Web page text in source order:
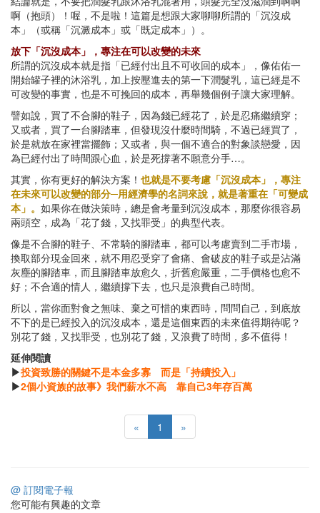
啊（抱頭）！喔，不是啦！這篇是想跟大家聊聊所謂的「沉沒成
本」（或稱「沉澱成本」或「既定成本」）。
放下「沉沒成本」，專注在可以改變的未來
所謂的沉沒成本就是指「已經付出且不可收回的成本」，像佑佑一
開始罐子裡的沐浴乳，加上按壓進去的第一下潤髮乳，這已經是不
可改變的事實，也是不可挽回的成本，再舉幾個例子讓大家理解。
譬如說，買了不合腳的鞋子，因為錢已經花了，於是忍痛繼續穿；
又或者，買了一台腳踏車，但發現沒什麼時間騎，不過已經買了，
於是就放在家裡當擺飾；又或者，與一個不適合的對象談戀愛，因
為已經付出了時間跟心血，於是死撐著不願意分手…。
其實，你有更好的解決方案！ 也就是不要考慮「沉沒成本」，專注
在未來可以改變的部分─用經濟學的名詞來說，就是著重在「可變成
本」。 如果你在做決策時，總是會考量到沉沒成本，那麼你很容易
兩頭空，成為「花了錢，又找罪受」的典型代表。
像是不合腳的鞋子、不常騎的腳踏車，都可以考慮賣到二手市場，
換取部分現金回來，就不用忍受穿了會痛、會破皮的鞋子或是沾滿
灰塵的腳踏車，而且腳踏車放愈久，折舊愈嚴重，二手價格也愈不
好；不合適的情人，繼續撐下去，也只是浪費自己時間。
所以，當你面對食之無味、棄之可惜的東西時，問問自己，到底放
不下的是已經投入的沉沒成本，還是這個東西的未來值得期待呢？
別花了錢，又找罪受，也別花了錢，又浪費了時間，多不值得！
延伸閱讀
▶投資致勝的關鍵不是本金多寡 而是「持續投入」
▶2個小資族的故事》我們薪水不高 靠自己3年存百萬
« 1 »
@ 訂閱電子報
您可能有興趣的文章